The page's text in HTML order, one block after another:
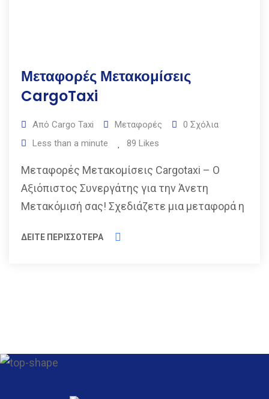
Μεταφορές Μετακομίσεις
CargoTaxi
Από Cargo Taxi Μεταφορές 0 Σχόλια
Less than a minute
89 Likes
Μεταφορές Μετακομίσεις Cargotaxi – Ο
Αξιόπιστος Συνεργάτης για την Άνετη
Μετακόμισή σας! Σχεδιάζετε μια μεταφορά η
ΔΕΙΤΕ ΠΕΡΙΣΣΟΤΕΡΑ